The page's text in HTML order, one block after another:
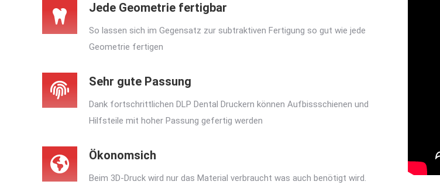
Jede Geometrie fertigbar
So lassen sich im Gegensatz zur subtraktiven Fertigung so gut wie jede
Geometrie fertigen
Sehr gute Passung
Dank fortschrittlichen DLP Dental Druckern können Aufbissschienen und
Hilfsteile mit hoher Passung gefertig werden
Ökonomsich
Beim 3D-Druck wird nur das Material verbraucht was auch benötigt wird.